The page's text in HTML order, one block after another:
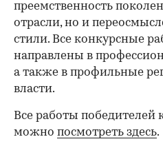
преемственность
отрасли, но и
стили. Все конкурсные
направлены в
а также в профильные
власти.
Все работы победителей
можно посмотреть здесь.